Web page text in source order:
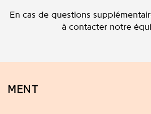
En cas de questions
à contacter notre
MENT